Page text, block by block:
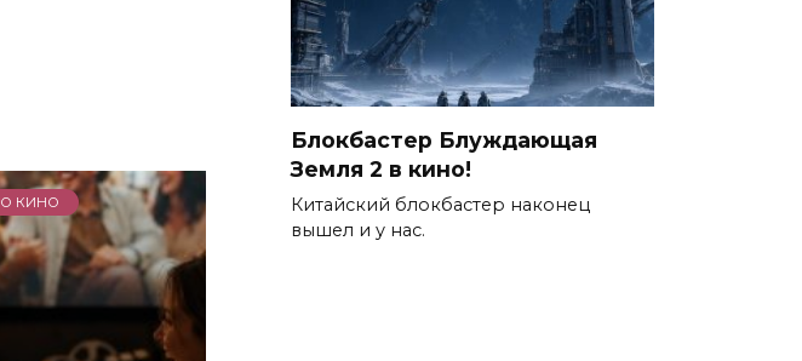
КИНО
Блокбастер Блуждающая
Земля 2 в кино!
Китайский блокбастер наконец
вышел и у нас.